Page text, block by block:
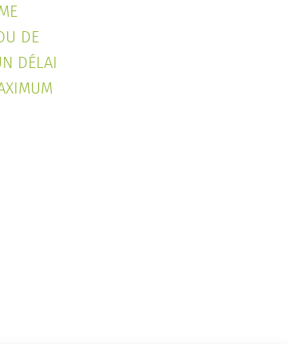
DE
DÉLAI